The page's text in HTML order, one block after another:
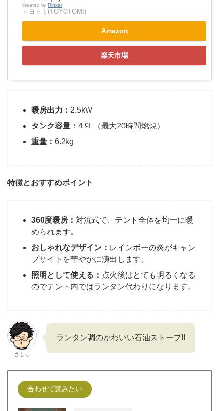
created by Rinker
トヨトミ(TOYOTOMI)
Amazon
楽天市場
暖房出力： 2.5kW
タンク容量： 4.9L（最大20時間燃焼）
重量： 6.2kg
特徴とおすすめポイント
360度暖房： 対流式で、テント全体を均一に暖
められます。
おしゃれなデザイン： レインボーの炎がキャン
プサイトを華やかに演出します。
照明として使える： 点火後はとても明るくなる
のでテント内ではランタン代わりになります。
さしゅ
ランタン調のかわいい石油ストーブ!!
合わせて読みたい